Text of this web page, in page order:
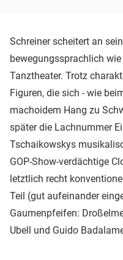
Schreiner scheitert an
bewegungssprachlich
Tanztheater. Trotz
Figuren, die sich - wie
machoidem Hang zu
später die Lachnummer
Tschaikowskys
GOP-Show-verdächtige
letztlich recht
Teil (gut aufeinander
Gaumenpfeifen:
Ubell und Guido